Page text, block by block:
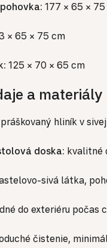
177 × 65 ×
× 65 × 75 cm
125 × 70 × 65 cm
a materiály
práškovaný hliník v
doska: kvalitné
sivá látka,
do exteriéru počas
čistenie,